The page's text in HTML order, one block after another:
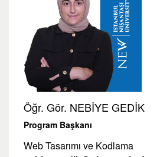
Öğr. Gör. NEBİYE GEDİK
Program Başkanı
Web Tasarımı ve Kodlama